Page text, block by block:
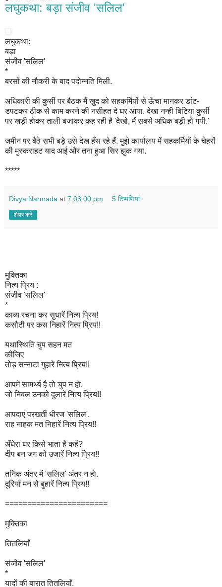
लघुकथा: बड़ा संजीव 'सलिल'
लघुकथा:
बड़ा
संजीव 'सलिल'
*
बरसों की नौकरी के बाद पदोन्नति मिली.
अधिकारी की कुर्सी पर बैठक मैं खुद को सहकर्मियों से ऊँचा मानकर डांट-
डपटकर ठीक से काम करने की नसीहत दे घर आया. देखा नन्ही बिटिया कुर्सी
पर खड़ी होकर ताली बजाकर कह रही है 'देखो, मैं सबसे अधिक बड़ी हो गयी.'
जमीन पर बैठे सभी बड़े उसे देख हँस रहे हैं. मुझे कार्यालय में सहकर्मियों के चेहरों
की मुस्कराहट याद आई और तना हुआ सिर झुक गया.
*****
Divya Narmada at 7:03:00 pm 5 टिप्‍पणियां:
शेयर करें
मुक्तिका
नित्य प्रिय :
संजीव 'सलिल'
*
काव्य रचना कर सुधारें नित्य प्रिय!
कसौटी पर कस निहारें नित्य प्रिय!!
यथास्थिति चुप सहन मत
कीजिए
तोड़ सन्नाटा गुहारें नित्य प्रिय!!
आपमें सामर्थ्य है तो चुप न हों.
जो निबल उनको दुलारें नित्य प्रिय!!
आपदाएं परखतीं धीरज 'सलिल'.
राह नाहक मत निहारें नित्य प्रिय!!
अँधेरा घर किसे भाता है कहें?
दीप बन जग को उजारें नित्य प्रिय!!
तनिक अंतर में 'सलिल' अंतर न हो.
दूरियाँ मन से बुहारें नित्य प्रिय!!
=======================
मुक्तिका
तितलियाँ
संजीव 'सलिल'
*
यादों की बारात तितलियाँ.